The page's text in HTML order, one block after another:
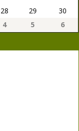
28 29
30
4 5 6